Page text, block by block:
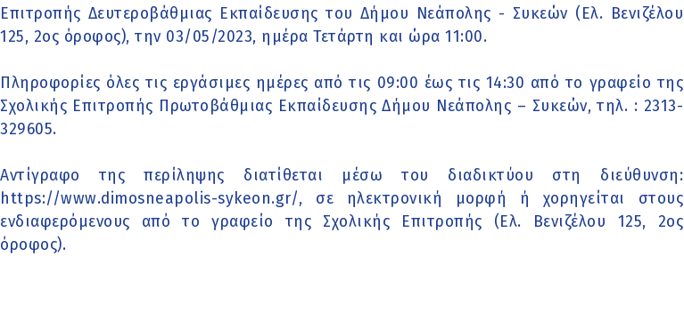
Επιτροπής Δευτεροβάθμιας Εκπαίδευσης του Δήμου Νεάπολης - Συκεών (Ελ. Βενιζέλου
125, 2ος όροφος), την 03/05/2023, ημέρα Τετάρτη και ώρα 11:00.
Πληροφορίες όλες τις εργάσιμες ημέρες από τις 09:00 έως τις 14:30 από το γραφείο της
Σχολικής Επιτροπής Πρωτοβάθμιας Εκπαίδευσης Δήμου Νεάπολης – Συκεών, τηλ. : 2313-
329605.
Αντίγραφο της περίληψης διατίθεται μέσω του διαδικτύου στη διεύθυνση:
https://www.dimosneapolis-sykeon.gr/, σε ηλεκτρονική μορφή ή χορηγείται στους
ενδιαφερόμενους από το γραφείο της Σχολικής Επιτροπής (Ελ. Βενιζέλου 125, 2ος
όροφος).